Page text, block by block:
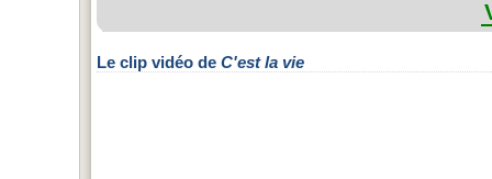
Le clip vidéo de C'est la vie